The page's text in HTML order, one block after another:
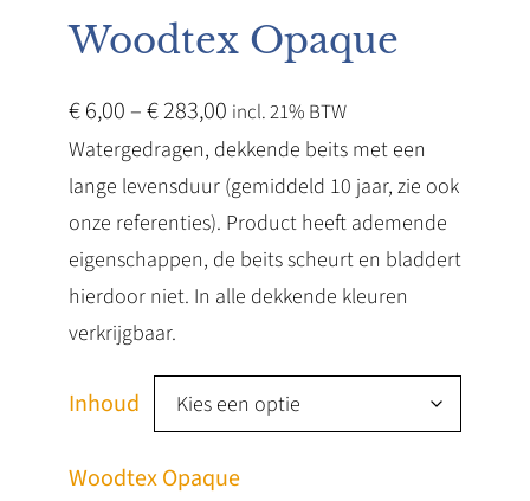
Woodtex Opaque
€6,00 –€283,00 P
r
i
j
s
a
s
s
incl. 21% BTW
Watergedragen, dekkende beits met een
lange levensduur (gemiddeld 10 jaar, zie ook
onze referenties). Product heeft ademende
eigenschappen, de beits scheurt en bladdert
hierdoor niet. In alle dekkende kleuren
verkrijgbaar.
Inhoud
Woodtex Opaque